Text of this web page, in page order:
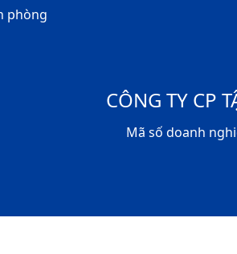
phòng
CÔNG TY CP
Mã số doanh